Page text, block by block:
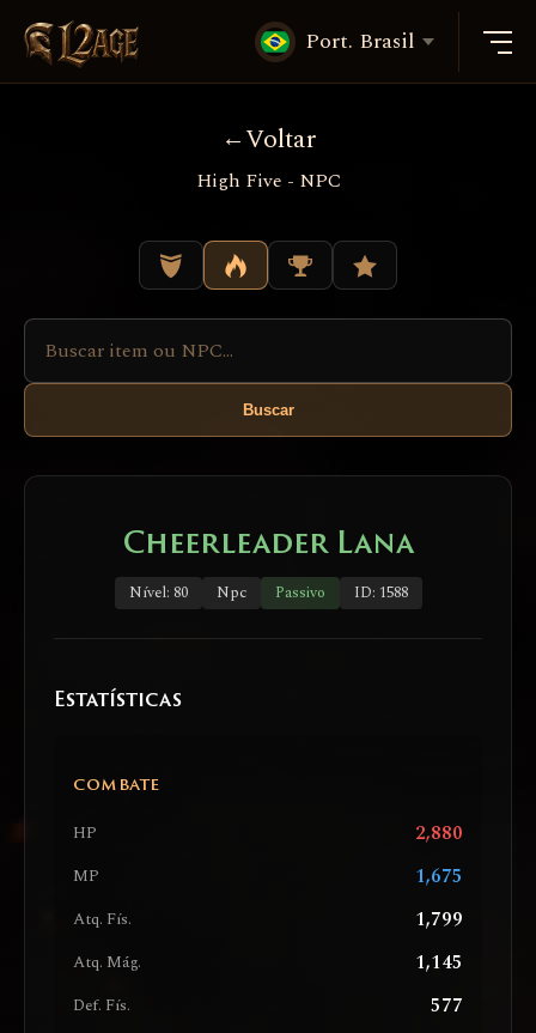
Port. Brasil
Voltar
High Five - NPC
Buscar
Cheerleader Lana
Nível: 80 Npc Passivo ID: 1588
Estatísticas
COMBATE
HP 2,880
MP 1,675
Atq. Fís. 1,799
Atq. Mág. 1,145
Def. Fís. 577